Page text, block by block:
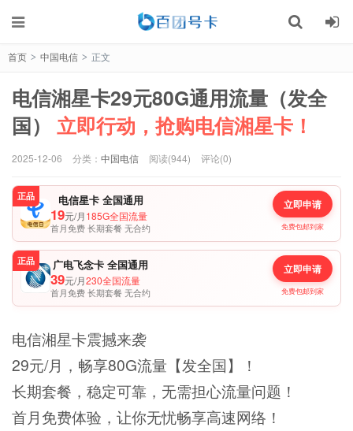
首页 > 中国电信 > 正文
电信湘星卡29元80G通用流量（发全
国） 立即行动，抢购电信湘星卡！
2025-12-06 分类： 中国电信 阅读(944) 评论(0)
正品 电信星卡 全国通用
19元/月185G全国流量
首月免费 长期套餐 无合约
立即申请
免费包邮到家
正品 广电飞念卡 全国通用
39元/月230全国流量
首月免费 长期套餐 无合约
立即申请
免费包邮到家
电信湘星卡震撼来袭
29元/月，畅享80G流量【发全国】！
长期套餐，稳定可靠，无需担心流量问题！
首月免费体验，让你无忧畅享高速网络！